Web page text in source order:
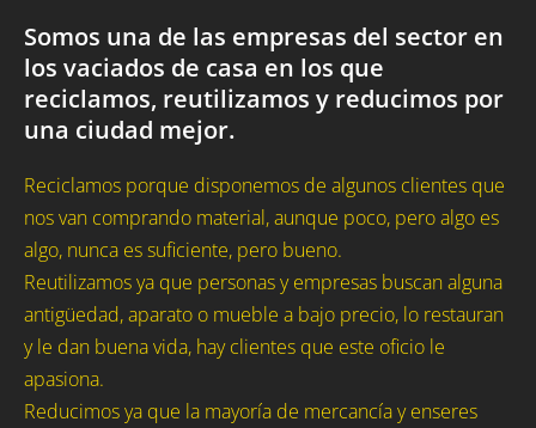
Somos una de las empresas del sector en
los vaciados de casa en los que
reciclamos, reutilizamos y reducimos por
una ciudad mejor.
Reciclamos porque disponemos de algunos clientes que
nos van comprando material, aunque poco, pero algo es
algo, nunca es suficiente, pero bueno.
Reutilizamos ya que personas y empresas buscan alguna
antigüedad, aparato o mueble a bajo precio, lo restauran
y le dan buena vida, hay clientes que este oficio le
apasiona.
Reducimos ya que la mayoría de mercancía y enseres